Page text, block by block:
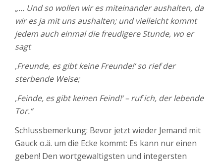
„… Und so wollen wir es miteinander aushalten, da
wir es ja mit uns aushalten; und vielleicht kommt
jedem auch einmal die freudigere Stunde, wo er
sagt
‚Freunde, es gibt keine Freunde!‘ so rief der
sterbende Weise;
‚Feinde, es gibt keinen Feind!‘ – ruf ich, der lebende
Tor.“
Schlussbemerkung: Bevor jetzt wieder Jemand mit
Gauck o.ä. um die Ecke kommt: Es kann nur einen
geben! Den wortgewaltigsten und integersten